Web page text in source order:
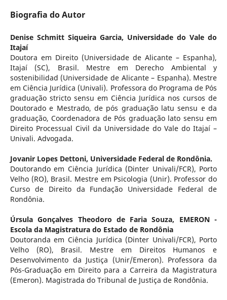
Biografia do Autor
Denise Schmitt Siqueira Garcia, Universidade do Vale do
Itajaí
Doutora em Direito (Universidade de Alicante – Espanha),
Itajaí (SC), Brasil. Mestre em Derecho Ambiental y
sostenibilidad (Universidade de Alicante – Espanha). Mestre
em Ciência Jurídica (Univali). Professora do Programa de Pós
graduação stricto sensu em Ciência Jurídica nos cursos de
Doutorado e Mestrado, de pós graduação latu sensu e da
graduação, Coordenadora de Pós graduação lato sensu em
Direito Processual Civil da Universidade do Vale do Itajaí –
Univali. Advogada.
Jovanir Lopes Dettoni, Universidade Federal de Rondônia.
Doutorando em Ciência Jurídica (Dinter Univali/FCR), Porto
Velho (RO), Brasil. Mestre em Psicologia (Unir). Professor do
Curso de Direito da Fundação Universidade Federal de
Rondônia.
Úrsula Gonçalves Theodoro de Faria Souza, EMERON -
Escola da Magistratura do Estado de Rondônia
Doutoranda em Ciência Jurídica (Dinter Univali/FCR), Porto
Velho (RO), Brasil. Mestre em Direitos Humanos e
Desenvolvimento da Justiça (Unir/Emeron). Professora da
Pós-Graduação em Direito para a Carreira da Magistratura
(Emeron). Magistrada do Tribunal de Justiça de Rondônia.